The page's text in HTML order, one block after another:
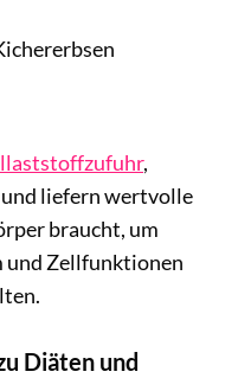
,
und liefern wertvolle
braucht, um
und Zellfunktionen
Diäten und